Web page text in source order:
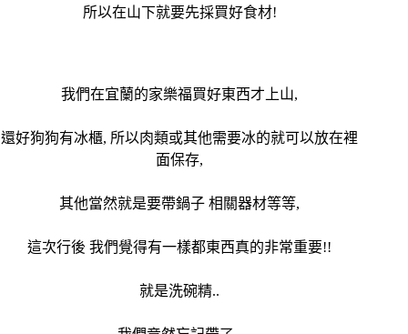
所以在山下就要先採買好食材!
我們在宜蘭的家樂福買好東西才上山,
還好狗狗有冰櫃, 所以肉類或其他需要冰的就可以放在裡
面保存,
其他當然就是要帶鍋子 相關器材等等,
這次行後 我們覺得有一樣都東西真的非常重要!!
就是洗碗精..